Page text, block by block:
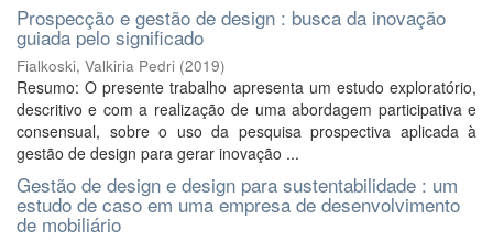
Prospecção e gestão de design : busca da inovação
guiada pelo significado
Fialkoski, Valkiria Pedri (2019)
Resumo: O presente trabalho apresenta um estudo exploratório,
descritivo e com a realização de uma abordagem participativa e
consensual, sobre o uso da pesquisa prospectiva aplicada à
gestão de design para gerar inovação ...
Gestão de design e design para sustentabilidade : um
estudo de caso em uma empresa de desenvolvimento
de mobiliário